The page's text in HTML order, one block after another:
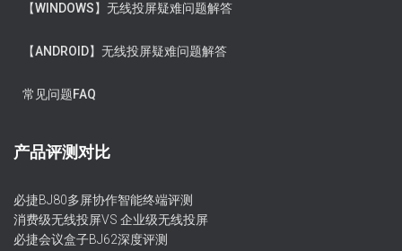
【WINDOWS】无线投屏疑难问题解答
【ANDROID】无线投屏疑难问题解答
常见问题FAQ
产品评测对比
必捷BJ80多屏协作智能终端评测
消费级无线投屏VS 企业级无线投屏
必捷会议盒子BJ62深度评测